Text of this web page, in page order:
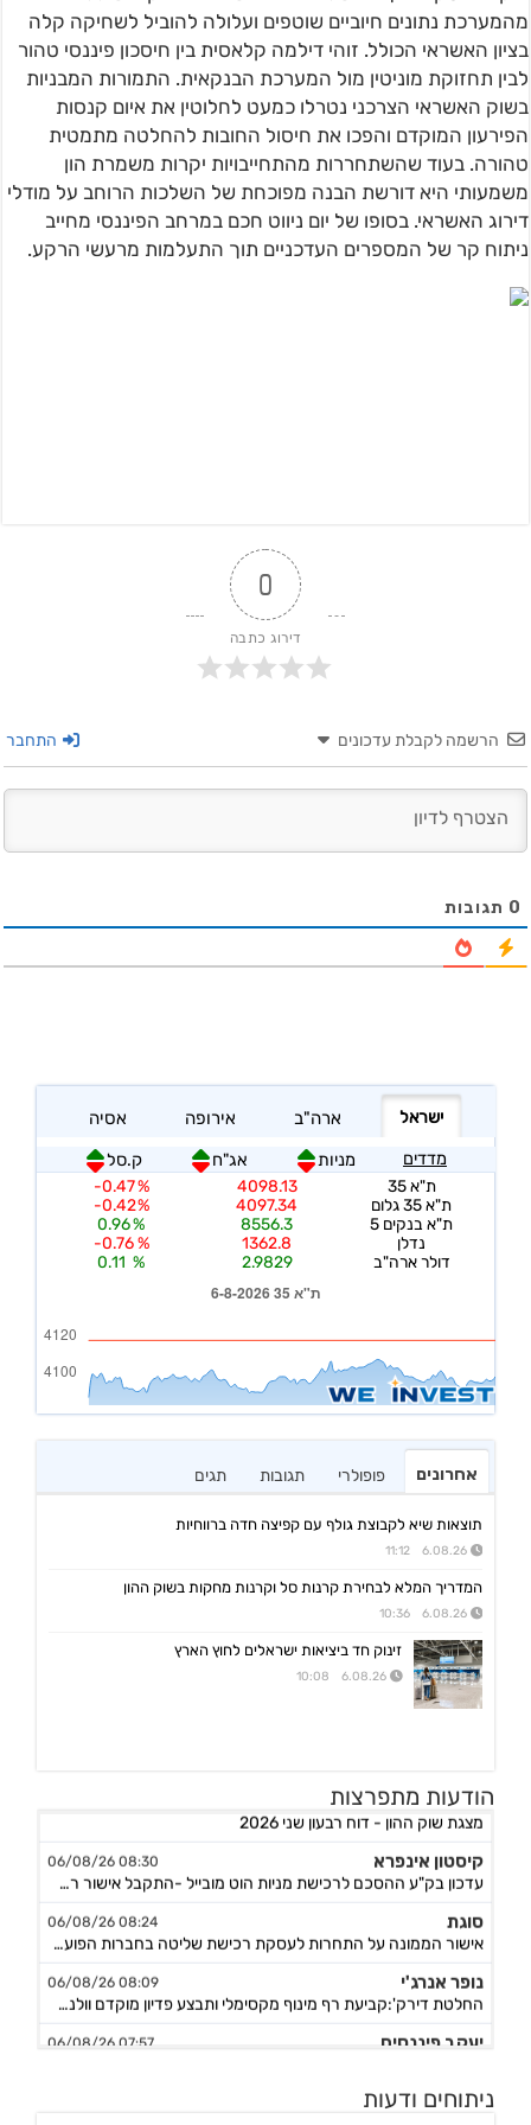
מהמערכת נתונים חיוביים שוטפים ועלולה להוביל לשחיקה קלה
בציון האשראי הכולל. זוהי דילמה קלאסית בין חיסכון פיננסי טהור
לבין תחזוקת מוניטין מול המערכת הבנקאית. התמורות המבניות
בשוק האשראי הצרכני נטרלו כמעט לחלוטין את איום קנסות
הפירעון המוקדם והפכו את חיסול החובות להחלטה מתמטית
טהורה. בעוד שהשתחררות מהתחייבויות יקרות משמרת הון
משמעותי היא דורשת הבנה מפוכחת של השלכות הרוחב על מודלי
דירוג האשראי. בסופו של יום ניווט חכם במרחב הפיננסי מחייב
ניתוח קר של המספרים העדכניים תוך התעלמות מרעשי הרקע.
0
דירוג כתבה
הרשמה לקבלת עדכונים התחבר
0 תגובות
אחרונים פופולרי תגובות תגים
תוצאות שיא לקבוצת גולף עם קפיצה חדה ברווחיות
6.08.26 11:12
המדריך המלא לבחירת קרנות סל וקרנות מחקות בשוק ההון
6.08.26 10:36
זינוק חד ביציאות ישראלים לחוץ הארץ
6.08.26 10:08
הודעות מתפרצות
גולף
מצגת שוק ההון - דוח רבעון שני 2026
עדכון בק"ע ההסכם לרכישת מניות הוט מובייל -התקבל אישור רשות התחרות לביצוע העסקה
אישור הממונה על התחרות לעסקת רכישת שליטה בחברות הפועלות בתחום של משקאות חריפים ומזון מצונן ,המשך מ-4
נופר אנרג'י
החלטת דירק':קביעת רף מינוף מקסימלי ותבצע פדיון מוקדם וולנטרי של אגח א ו-ה
מצגת משקיעים רבעון שני לשנת 2026
אינפליי
התקשרות בהסכם לרכישת חברת נפט וגז תמורת 54.25מ'$
ניתוחים ודעות